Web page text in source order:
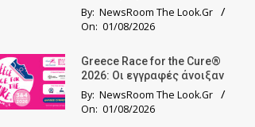
By: NewsRoom The Look.Gr
On: 01/08/2026
Greece Race for the Cure®
2026: Οι εγγραφές άνοιξαν
By: NewsRoom The Look.Gr
On: 01/08/2026